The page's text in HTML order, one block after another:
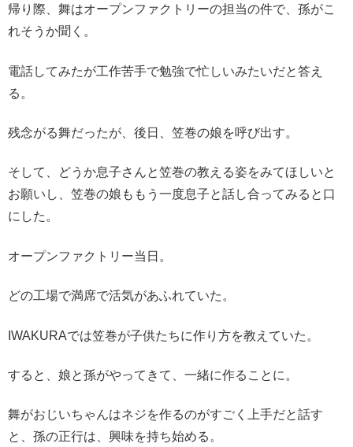
帰り際、舞はオープンファクトリーの担当の件で、孫がこ
れそうか聞く。
電話してみたが工作苦手で勉強で忙しいみたいだと答え
る。
残念がる舞だったが、後日、笠巻の娘を呼び出す。
そして、どうか息子さんと笠巻の教える姿をみてほしいと
お願いし、笠巻の娘ももう一度息子と話し合ってみると口
にした。
オープンファクトリー当日。
どの工場で満席で活気があふれていた。
IWAKURAでは笠巻が子供たちに作り方を教えていた。
すると、娘と孫がやってきて、一緒に作ることに。
舞がおじいちゃんはネジを作るのがすごく上手だと話す
と、孫の正行は、興味を持ち始める。